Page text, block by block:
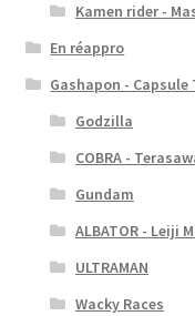
Kamen rider -
En réappro
Gashapon - Capsule
Godzilla
COBRA -
Gundam
ALBATOR - Leiji
ULTRAMAN
Wacky Races